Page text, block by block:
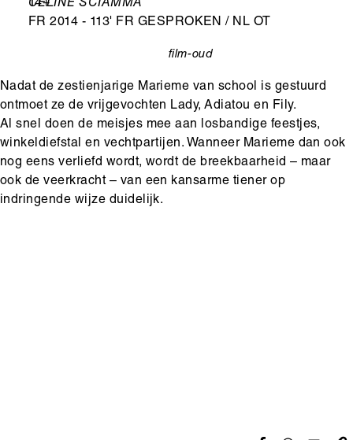
Leeftijd
14+
Ondertitel
CÉLINE SCIAMMA
FR 2014 - 113' FR GESPROKEN / NL OT
film-oud
Nadat de zestienjarige Marieme van school is gestuurd
ontmoet ze de vrijgevochten Lady, Adiatou en Fily.
Al snel doen de meisjes mee aan losbandige feestjes,
winkeldiefstal en vechtpartijen. Wanneer Marieme dan ook
nog eens verliefd wordt, wordt de breekbaarheid – maar
ook de veerkracht – van een kansarme tiener op
indringende wijze duidelijk.